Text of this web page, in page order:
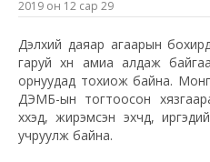
2019 он 12 сар 29
Дэлхий даяар агаарын
гаруй хүн амиа алдаж
орнуудад тохиож байна.
ДЭМБ-ын тогтоосон
хүүхэд, жирэмсэн эхчүүд,
учруулж байна.